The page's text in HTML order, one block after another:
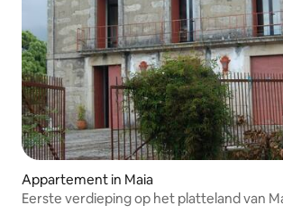
Appartement in Maia
Eerste verdieping op het platteland van